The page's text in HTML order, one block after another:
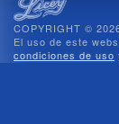
COPYRIGHT ©
El uso de este
condiciones de uso